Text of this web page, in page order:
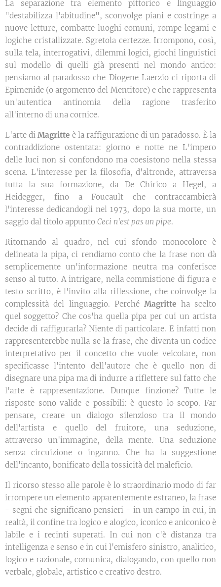
La separazione tra elemento pittorico e linguaggio
"destabilizza l'abitudine", sconvolge piani e costringe a
nuove letture, combatte luoghi comuni, rompe legami e
logiche cristallizzate. Sgretola certezze. Irrompono, così,
sulla tela, interrogativi, dilemmi logici, giochi linguistici
sul modello di quelli già presenti nel mondo antico:
pensiamo al paradosso che Diogene Laerzio ci riporta di
Epimenide (o argomento del Mentitore) e che rappresenta
un'autentica antinomia della ragione trasferito
all'interno di una cornice.
L'arte diMagritte è la raffigurazione di un paradosso. È la
contraddizione ostentata: giorno e notte ne L'impero
delle luci non si confondono ma coesistono nella stessa
scena. L'interesse per la filosofia, d'altronde, attraversa
tutta la sua formazione, da De Chirico a Hegel, a
Heidegger, fino a Foucault che contraccambierà
l'interesse dedicandogli nel 1973, dopo la sua morte, un
saggio dal titolo appunto Ceci n'est pas un pipe.
Ritornando al quadro, nel cui sfondo monocolore è
delineata la pipa, ci rendiamo conto che la frase non dà
semplicemente un'informazione neutra ma conferisce
senso al tutto. A intrigare, nella commistione di figura e
testo scritto, è l'invito alla riflessione, che coinvolge la
complessità del linguaggio. PerchéMagritte ha scelto
quel soggetto? Che cos'ha quella pipa per cui un artista
decide di raffigurarla? Niente di particolare. E infatti non
rappresenterebbe nulla se la frase, che diventa un codice
interpretativo per il concetto che vuole veicolare, non
specificasse l'intento dell'autore che è quello non di
disegnare una pipa ma di indurre a riflettere sul fatto che
l'arte è rappresentazione. Dunque finzione? Tutte le
risposte sono valide e possibili: è questo lo scopo. Far
pensare, creare un dialogo silenzioso tra il mondo
dell'artista e quello del fruitore, una seduzione,
attraverso un'immagine, della mente. Una seduzione
senza circuizione o inganno. Che ha la suggestione
dell'incanto, bonificato della tossicità del maleficio.
Il ricorso stesso alle parole è lo straordinario modo di far
irrompere un elemento apparentemente estraneo, la frase
- segni che significano pensieri - in un campo in cui, in
realtà, il confine tra logico e alogico, iconico e aniconico è
labile e i recinti superati. In cui non c'è distanza tra
intelligenza e senso e in cui l'emisfero sinistro, analitico,
logico e razionale, comunica, dialogando, con quello non
verbale, globale, artistico e creativo destro.